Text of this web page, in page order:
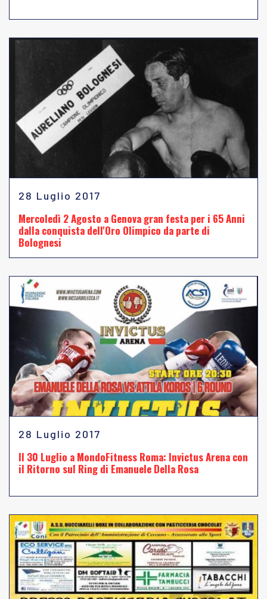
28 Luglio 2017
Mercoledì 2 Agosto a Genova gran festa per i 65 Anni
dalla conquista dell'Oro Olimpico da parte di
Bolognesi
28 Luglio 2017
Il 30 Luglio a MondoFitness Roma: Invictus Arena con
il Ritorno sul Ring di Emanuele Della Rosa